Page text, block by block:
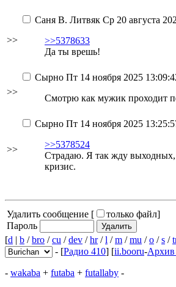
>>
Саня В. Литвяк Ср 20 августа
>>5378633
Да ты врешь!
>>
Сырно Пт 14 ноября 2025
Смотрю как мужик проходит
>>
Сырно Пт 14 ноября 2025
>>5378524
Страдаю. Я так жду выходных,
кризис.
Удалить сообщение [ только файл]
Пароль
[d | b /bro /cu /dev /hr/l /m /mu /o /s /
- [Радио 410] [ii.booru-
- wakaba + futaba + futallaby -